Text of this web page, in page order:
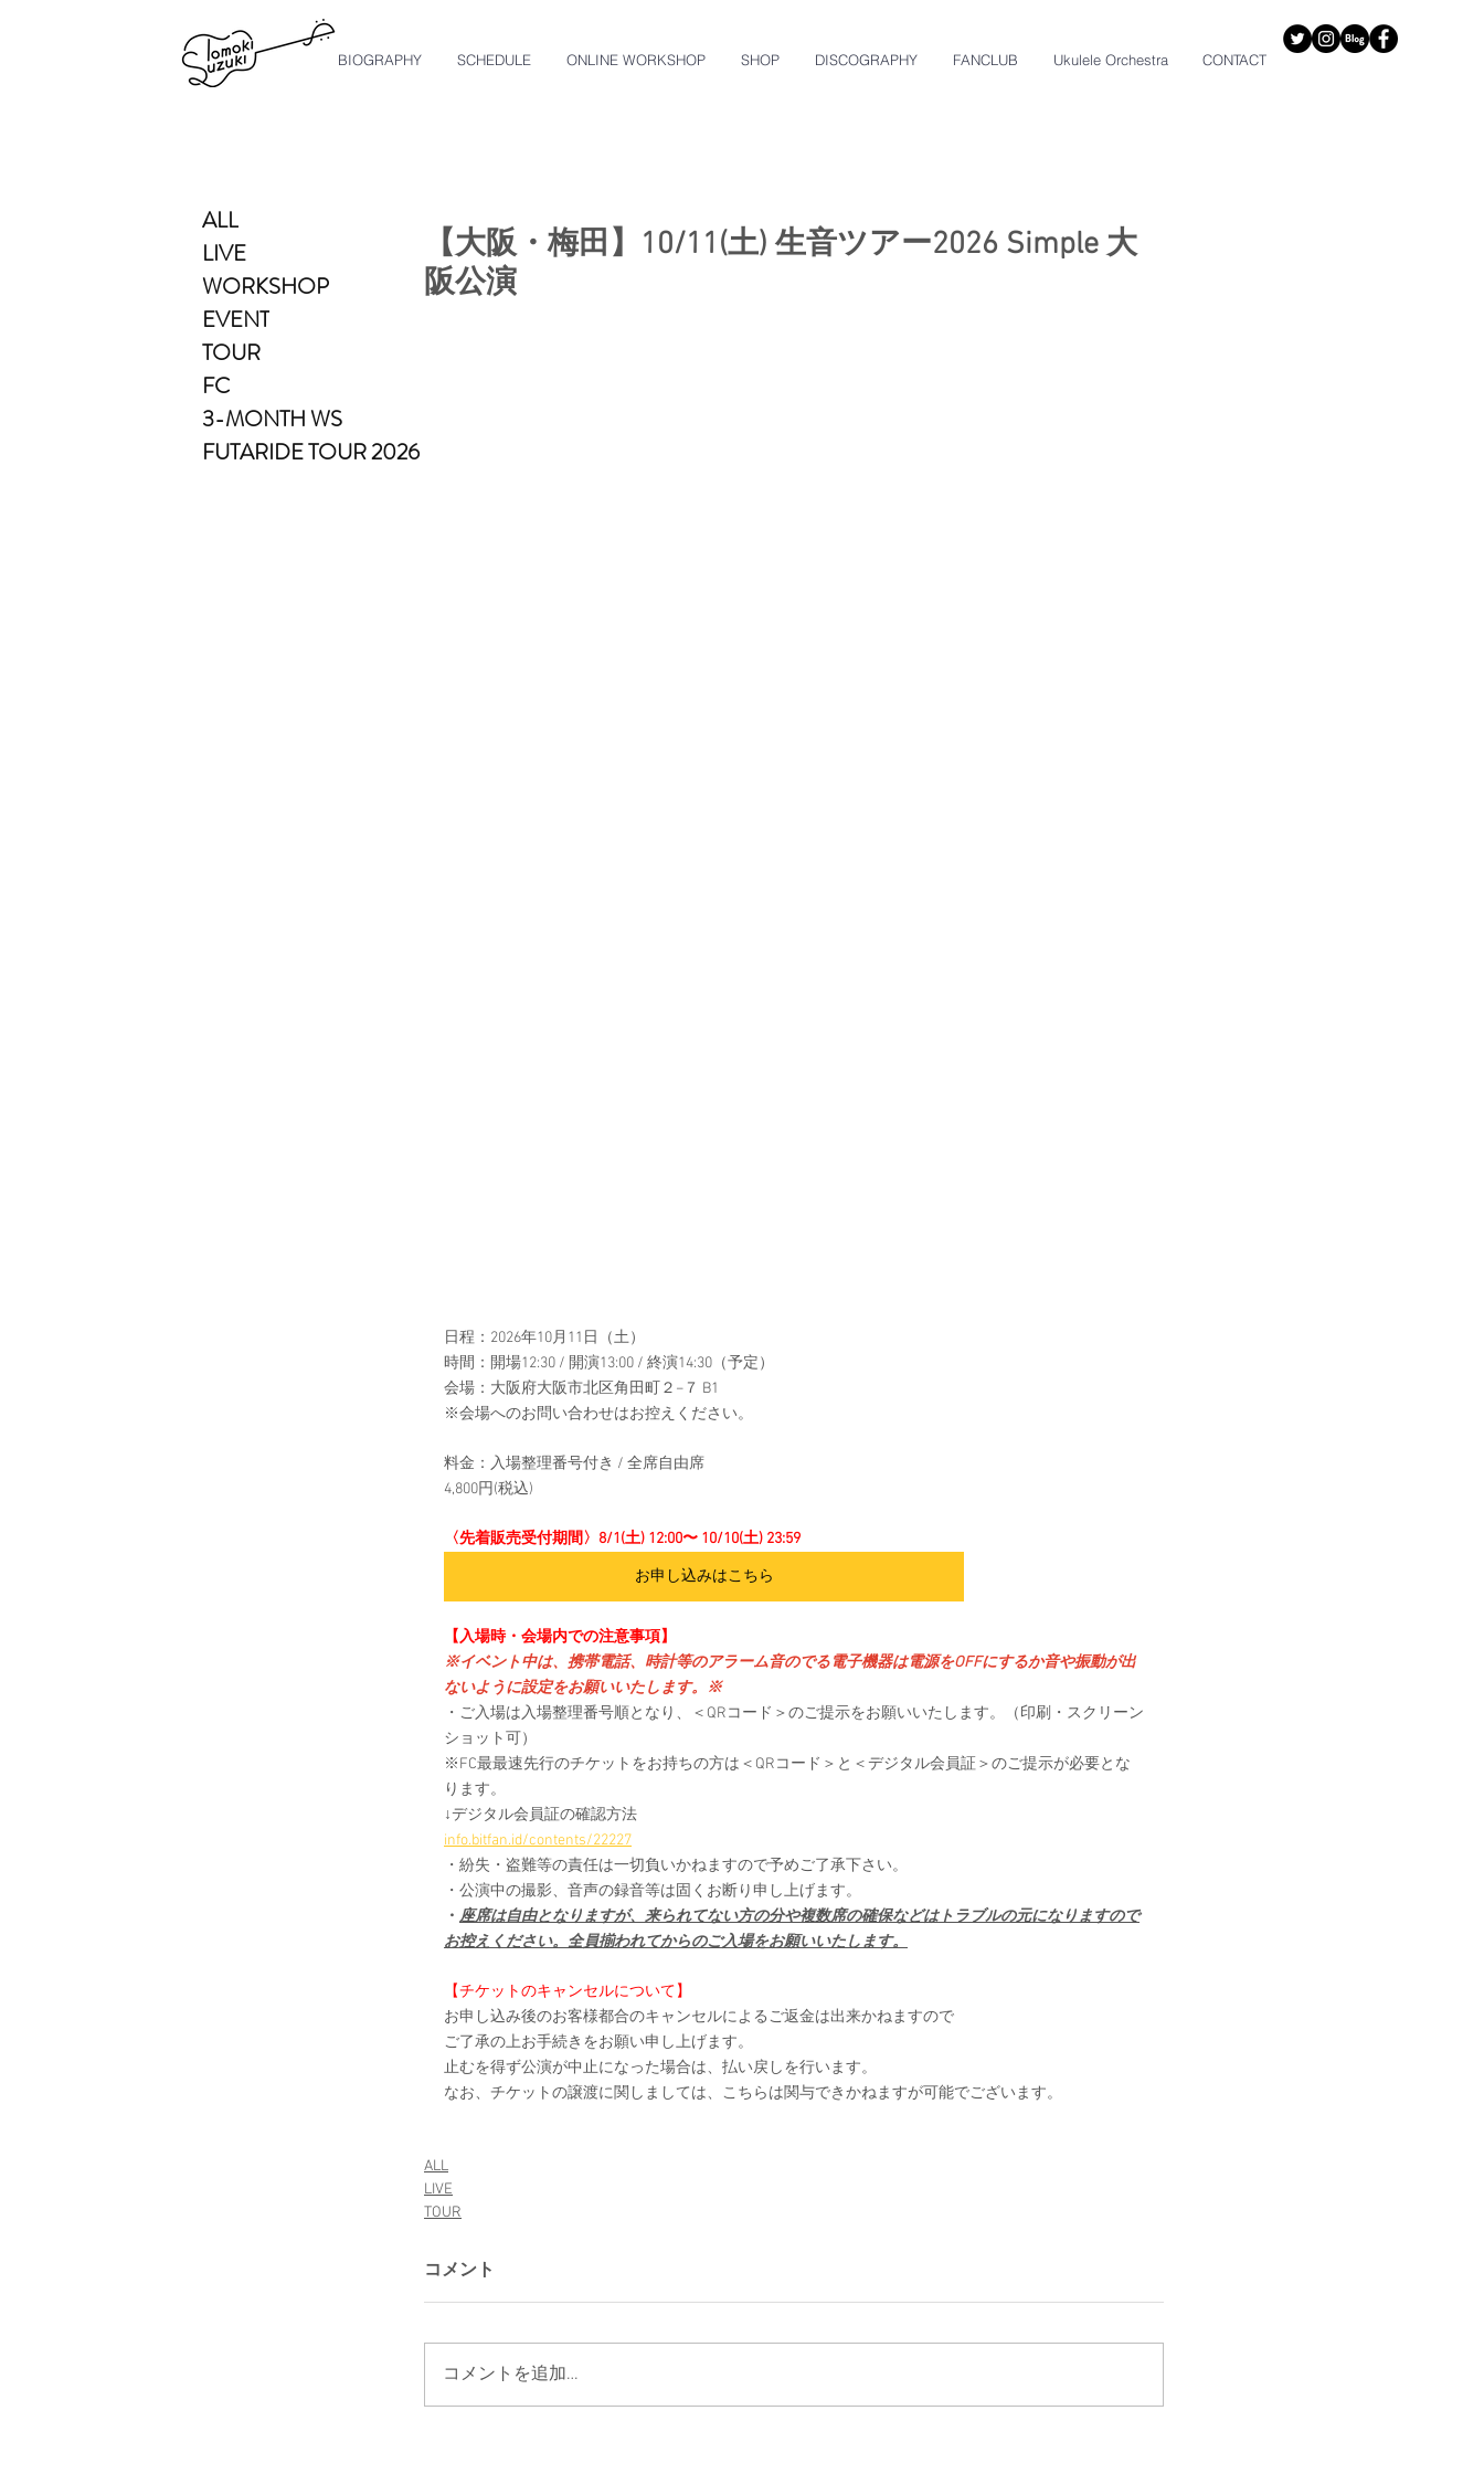
BIOGRAPHY SCHEDULE ONLINE WORKSHOP SHOP DISCOGRAPHY FANCLUB Ukulele Orchestra CONTACT
【大阪・梅田】10/11(土) 生音ツアー2026 Simple 大
阪公演
日程：2026年10月11日（土）
時間：開場12:30 / 開演13:00 / 終演14:30（予定）
会場：大阪府大阪市北区角田町２−７ B1
※会場へのお問い合わせはお控えください。
料金：入場整理番号付き / 全席自由席
4,800円(税込)
〈先着販売受付期間〉8/1(土) 12:00〜 10/10(土) 23:59
お申し込みはこちら
【入場時・会場内での注意事項】
※イベント中は、携帯電話、時計等のアラーム音のでる電子機器は電源をOFFにするか音や振動が出
ないように設定をお願いいたします。※
・ご入場は入場整理番号順となり、＜QRコード＞のご提示をお願いいたします。（印刷・スクリーン
ショット可）
※FC最最速先行のチケットをお持ちの方は＜QRコード＞と＜デジタル会員証＞のご提示が必要とな
ります。
↓デジタル会員証の確認方法
info.bitfan.id/contents/22227
・紛失・盗難等の責任は一切負いかねますので予めご了承下さい。
・公演中の撮影、音声の録音等は固くお断り申し上げます。
・ 座席は自由となりますが、来られてない方の分や複数席の確保などはトラブルの元になりますので
お控えください。全員揃われてからのご入場をお願いいたします。
【チケットのキャンセルについて】
お申し込み後のお客様都合のキャンセルによるご返金は出来かねますので
ご了承の上お手続きをお願い申し上げます。
止むを得ず公演が中止になった場合は、払い戻しを行います。
なお、チケットの譲渡に関しましては、こちらは関与できかねますが可能でございます。
ALL
LIVE
TOUR
コメント
コメントを追加…
ALL
LIVE
WORKSHOP
EVENT
TOUR
FC
3-MONTH WS
FUTARIDE TOUR 2026